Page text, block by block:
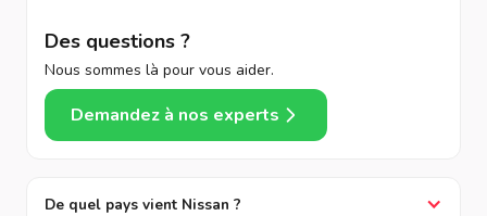
Des questions ?
Nous sommes là pour vous aider.
Demandez à nos experts
De quel pays vient Nissan ?